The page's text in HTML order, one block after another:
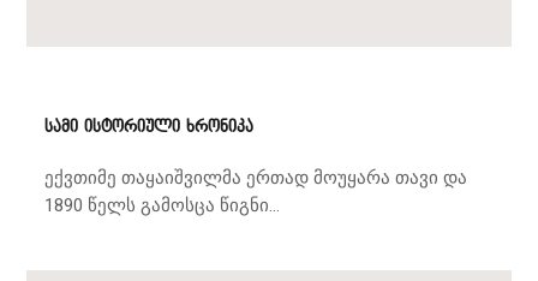
სამი ისტორიული ხრონიკა
ექვთიმე თაყაიშვილმა ერთად მოუყარა თავი და
1890 წელს გამოსცა წიგნი...